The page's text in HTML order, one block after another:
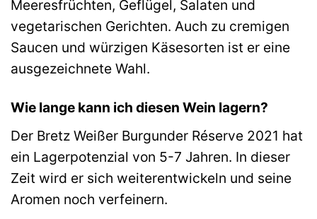
Meeresfrüchten, Geflügel, Salaten und
vegetarischen Gerichten. Auch zu cremigen
Saucen und würzigen Käsesorten ist er eine
ausgezeichnete Wahl.
Wie lange kann ich diesen Wein lagern?
Der Bretz Weißer Burgunder Réserve 2021 hat
ein Lagerpotenzial von 5-7 Jahren. In dieser
Zeit wird er sich weiterentwickeln und seine
Aromen noch verfeinern.